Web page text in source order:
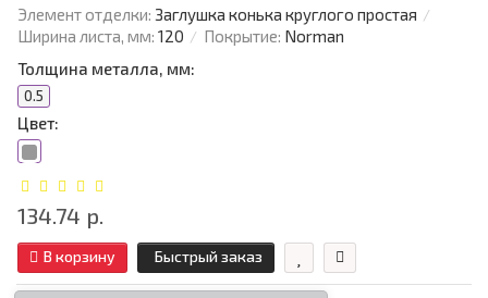
Элемент отделки: Заглушка конька круглого простая
Ширина листа, мм: 120 Покрытие: Norman
Толщина металла, мм:
0.5
Цвет:
134.74 р.
В корзину Быстрый заказ